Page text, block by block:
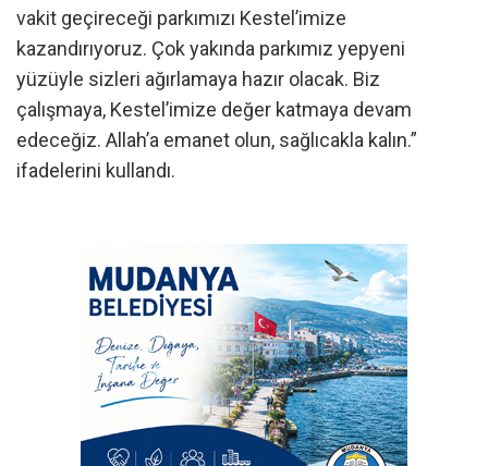
vakit geçireceği parkımızı Kestel’imize
kazandırıyoruz. Çok yakında parkımız yepyeni
yüzüyle sizleri ağırlamaya hazır olacak. Biz
çalışmaya, Kestel’imize değer katmaya devam
edeceğiz. Allah’a emanet olun, sağlıcakla kalın.”
ifadelerini kullandı.